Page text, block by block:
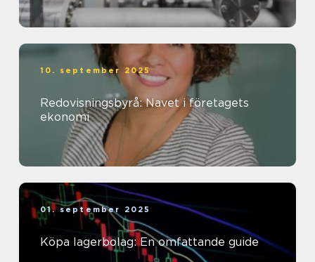
10. september 2025
Redovisningsbyrå: Navet i företagets
ekonomi
01. september 2025
Köpa lagerbolag: En omfattande guide